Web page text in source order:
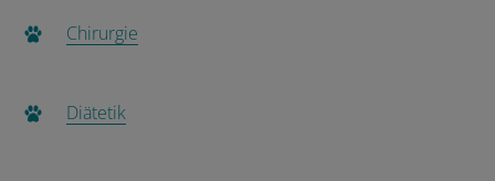
Chirurgie
Diätetik